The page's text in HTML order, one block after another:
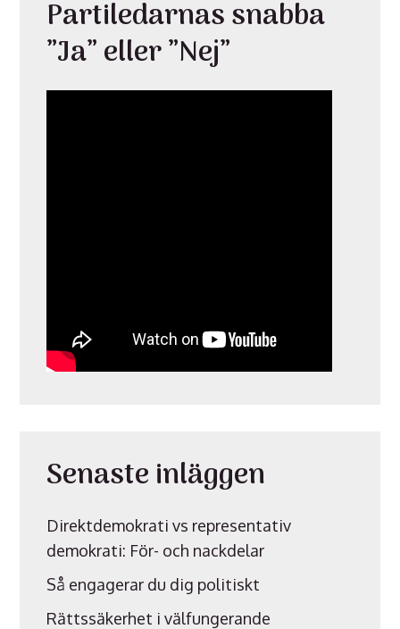
Partiledarnas snabba
”Ja” eller ”Nej”
Senaste inläggen
Direktdemokrati vs representativ
demokrati: För- och nackdelar
Så engagerar du dig politiskt
Rättssäkerhet i välfungerande